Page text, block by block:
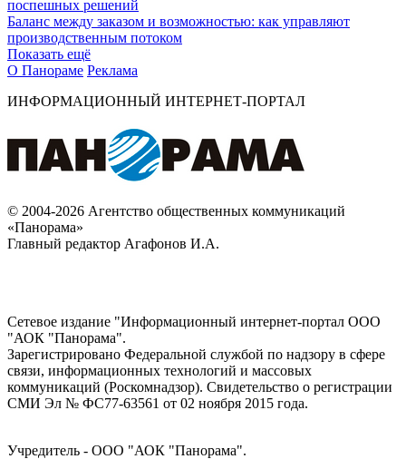
поспешных решений
Баланс между заказом и возможностью: как управляют
производственным потоком
Показать ещё
О Панораме Реклама
ИНФОРМАЦИОННЫЙ ИНТЕРНЕТ-ПОРТАЛ
© 2004-2026 Агентство общественных коммуникаций
«Панорама»
Главный редактор Агафонов И.А.
Сетевое издание "Информационный интернет-портал ООО
"АОК "Панорама".
Зарегистрировано Федеральной службой по надзору в сфере
связи, информационных технологий и массовых
коммуникаций (Роскомнадзор). Cвидетельство о регистрации
СМИ Эл № ФС77-63561 от 02 ноября 2015 года.
Учредитель - ООО "АОК "Панорама".